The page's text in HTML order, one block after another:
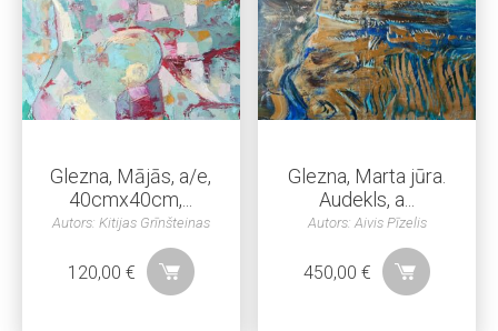
Glezna, Mājās, a/e,
40cmx40cm,...
Autors: Kitijas Grīnšteinas
120,00 €
Glezna, Marta jūra.
Audekls, a...
Autors: Aivis Pīzelis
450,00€